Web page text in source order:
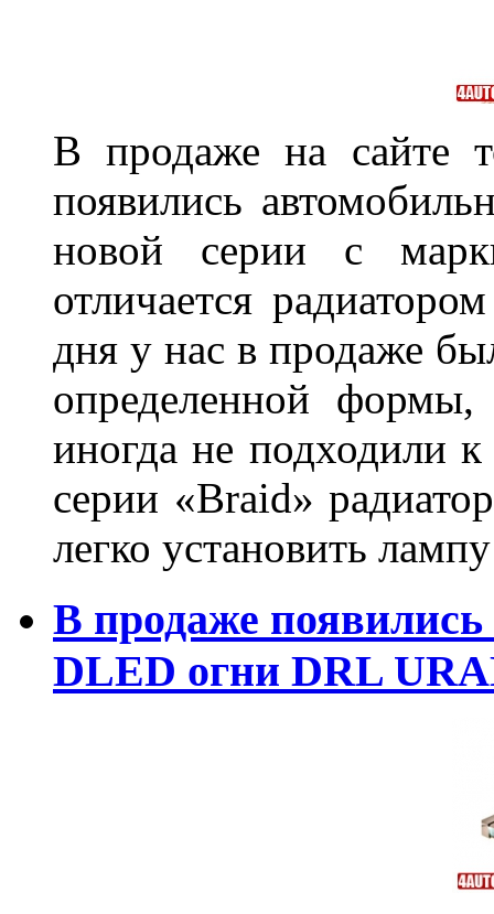
В продаже на сайте
появились
новой серии с
отличается
дня у нас в продаже
определенной
иногда не подходили
серии «Braid»
легко установить
В продаже
DLED огни DRL